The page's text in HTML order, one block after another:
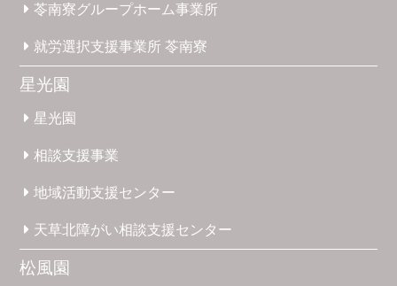
苓南寮グループホーム事業所
就労選択支援事業所苓南寮
星光園
星光園
相談支援事業
地域活動支援センター
天草北障がい相談支援センター
松風園